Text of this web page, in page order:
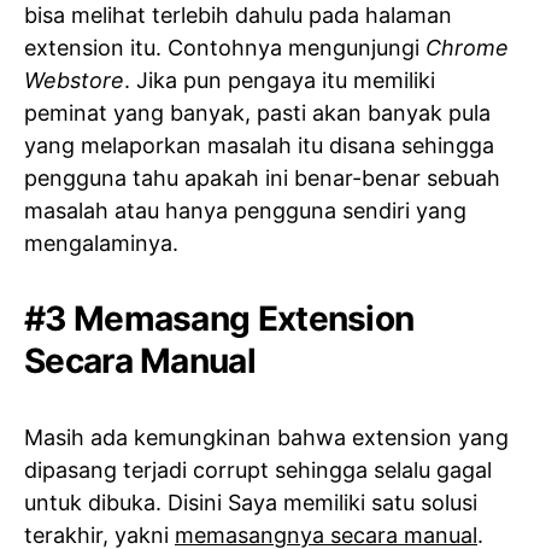
bisa melihat terlebih dahulu pada halaman
extension itu. Contohnya mengunjungi Chrome
Webstore. Jika pun pengaya itu memiliki
peminat yang banyak, pasti akan banyak pula
yang melaporkan masalah itu disana sehingga
pengguna tahu apakah ini benar-benar sebuah
masalah atau hanya pengguna sendiri yang
mengalaminya.
#3 Memasang Extension
Secara Manual
Masih ada kemungkinan bahwa extension yang
dipasang terjadi corrupt sehingga selalu gagal
untuk dibuka. Disini Saya memiliki satu solusi
terakhir, yakni memasangnya secara manual.